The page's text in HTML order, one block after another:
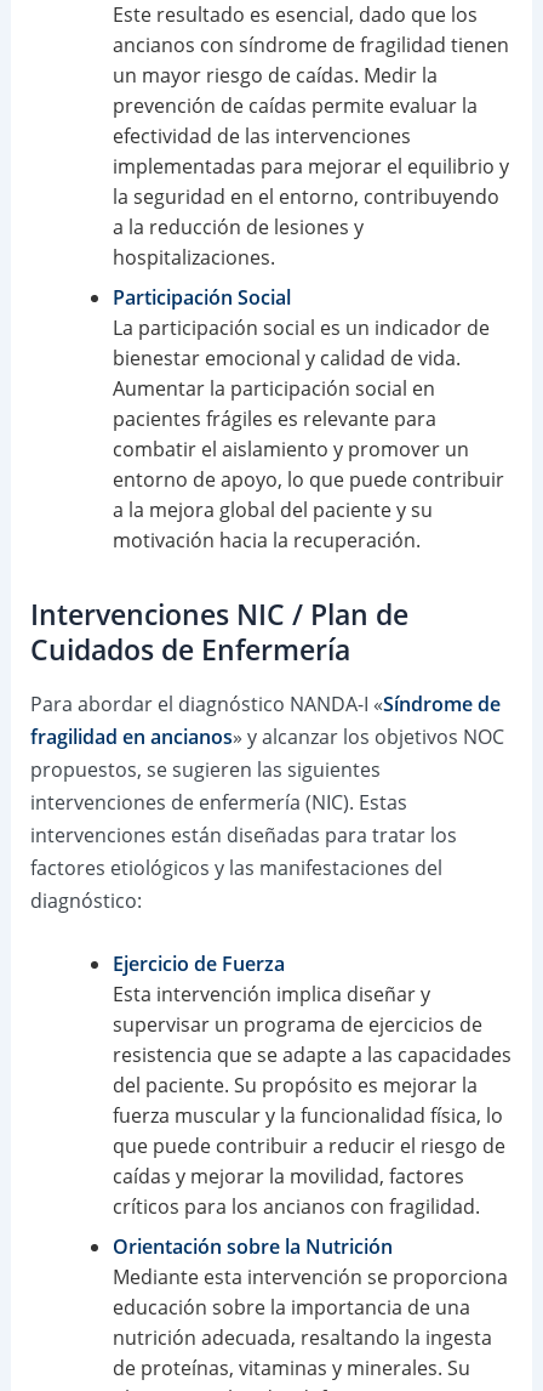
Este resultado es esencial, dado que los
ancianos con síndrome de fragilidad tienen
un mayor riesgo de caídas. Medir la
prevención de caídas permite evaluar la
efectividad de las intervenciones
implementadas para mejorar el equilibrio y
la seguridad en el entorno, contribuyendo
a la reducción de lesiones y
hospitalizaciones.
Participación Social
La participación social es un indicador de
bienestar emocional y calidad de vida.
Aumentar la participación social en
pacientes frágiles es relevante para
combatir el aislamiento y promover un
entorno de apoyo, lo que puede contribuir
a la mejora global del paciente y su
motivación hacia la recuperación.
Intervenciones NIC / Plan de
Cuidados de Enfermería
Para abordar el diagnóstico NANDA-I «Síndrome de
fragilidad en ancianos» y alcanzar los objetivos NOC
propuestos, se sugieren las siguientes
intervenciones de enfermería (NIC). Estas
intervenciones están diseñadas para tratar los
factores etiológicos y las manifestaciones del
diagnóstico:
Ejercicio de Fuerza
Esta intervención implica diseñar y
supervisar un programa de ejercicios de
resistencia que se adapte a las capacidades
del paciente. Su propósito es mejorar la
fuerza muscular y la funcionalidad física, lo
que puede contribuir a reducir el riesgo de
caídas y mejorar la movilidad, factores
críticos para los ancianos con fragilidad.
Orientación sobre la Nutrición
Mediante esta intervención se proporciona
educación sobre la importancia de una
nutrición adecuada, resaltando la ingesta
de proteínas, vitaminas y minerales. Su